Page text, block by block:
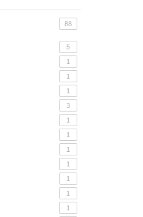
88
5
1
1
1
3
1
1
1
1
1
1
1